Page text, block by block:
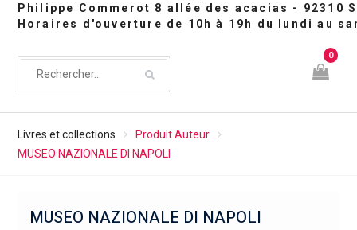
0
Livres et collections
Produit Auteur
MUSEO NAZIONALE DI NAPOLI
MUSEO NAZIONALE DI NAPOLI